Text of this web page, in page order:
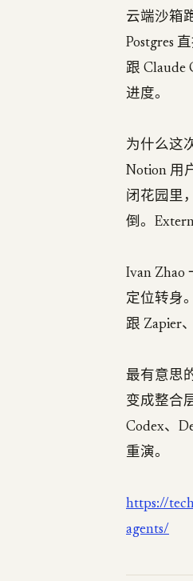
云端沙箱
Postgres
跟 Claude
进度。
为什么这
Notion 用
闭花园里
倒。
Ivan Zhao
定位转身
跟 Zapier
最有意思
变成整合
Codex、
重演。
https://
agents/